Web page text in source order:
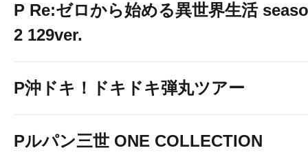
P Re:ゼロから始める異世界生活
2 129ver.
P沖ドキ！ドキドキ弾丸ツアー
Pルパン三世 ONE COLLECTION